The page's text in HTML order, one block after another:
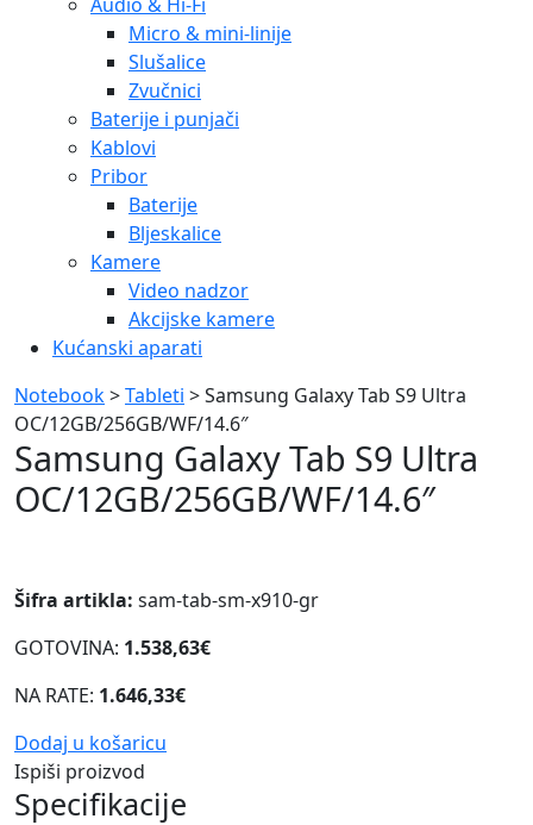
Micro & mini-linije
Slušalice
Zvučnici
Baterije i punjači
Kablovi
Pribor
Baterije
Bljeskalice
Kamere
Video nadzor
Akcijske kamere
Kućanski aparati
Notebook>Tableti > Samsung Galaxy Tab S9 Ultra
OC/12GB/256GB/WF/14.6″
Samsung Galaxy Tab S9 Ultra
OC/12GB/256GB/WF/14.6″
Šifra artikla: sam-tab-sm-x910-gr
GOTOVINA: 1.538,63€
NA RATE: 1.646,33€
Dodaj u košaricu
Ispiši proizvod
Specifikacije